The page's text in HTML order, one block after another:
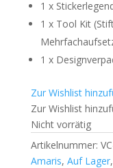
1 x
1 x Tool Kit
1 x
Zur Wishlist
Zur Wishlist
Nicht vorrätig
Artikelnummer:
Amaris, Auf Lager,